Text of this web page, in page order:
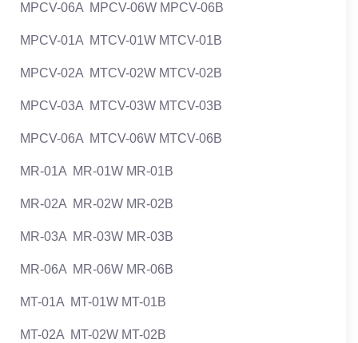
MPCV-06A MPCV-06W MPCV-06B
MPCV-01A MTCV-01W MTCV-01B
MPCV-02A MTCV-02W MTCV-02B
MPCV-03A MTCV-03W MTCV-03B
MPCV-06A MTCV-06W MTCV-06B
MR-01A MR-01W MR-01B
MR-02A MR-02W MR-02B
MR-03A MR-03W MR-03B
MR-06A MR-06W MR-06B
MT-01A MT-01W MT-01B
MT-02A MT-02W MT-02B